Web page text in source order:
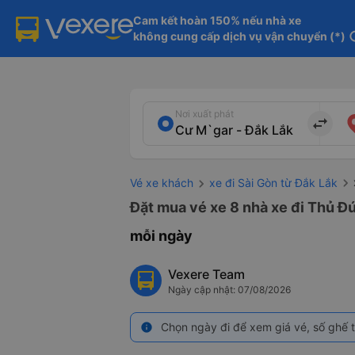
Cam kết hoàn 150% nếu nhà xe
không cung cấp dịch vụ vận chuyển (*)
Nơi xuất phát
import_export
Vé xe khách xe đi Sài Gòn từ Đắk Lắk
Đặt mua vé xe 8 nhà xe đi Thủ
mỗi ngày
Vexere Team
Ngày cập nhật: 07/08/2026
info Chọn ngày đi để xem giá vé, số